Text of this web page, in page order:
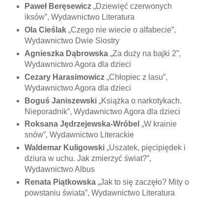
Paweł Beręsewicz„Dziewięć czerwonych
iksów”, Wydawnictwo Literatura
Ola Cieślak„Czego nie wiecie o alfabecie”,
Wydawnictwo Dwie Siostry
Agnieszka Dąbrowska„Za duży na bajki 2”,
Wydawnictwo Agora dla dzieci
Cezary Harasimowicz„Chłopiec z lasu”,
Wydawnictwo Agora dla dzieci
Boguś Janiszewski„Książka o narkotykach.
Nieporadnik”, Wydawnictwo Agora dla dzieci
Roksana Jędrzejewska-Wróbel „W krainie
snów”, Wydawnictwo Literackie
Waldemar Kuligowski„Uszatek, pięcipiędek i
dziura w uchu. Jak zmierzyć świat?”,
Wydawnictwo Albus
Renata Piątkowska„Jak to się zaczęło? Mity o
powstaniu świata”, Wydawnictwo Literatura